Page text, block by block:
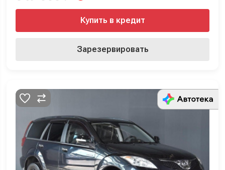
Купить в кредит
Зарезервировать